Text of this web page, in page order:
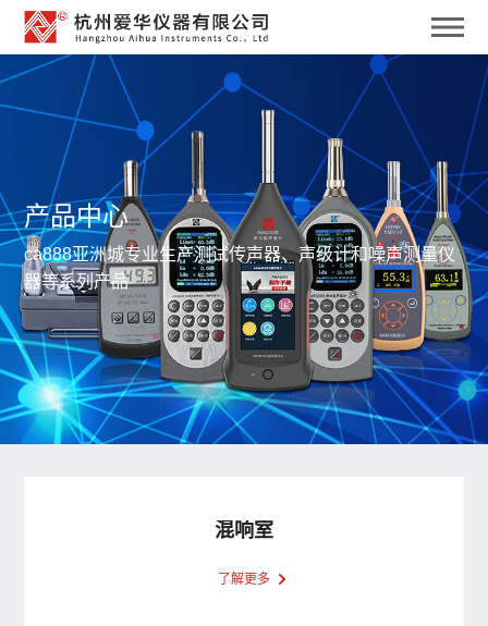
产品中心
ca888亚洲城专业生产测试传声器、声级计和噪声测量仪
器等系列产品
混响室
了解更多